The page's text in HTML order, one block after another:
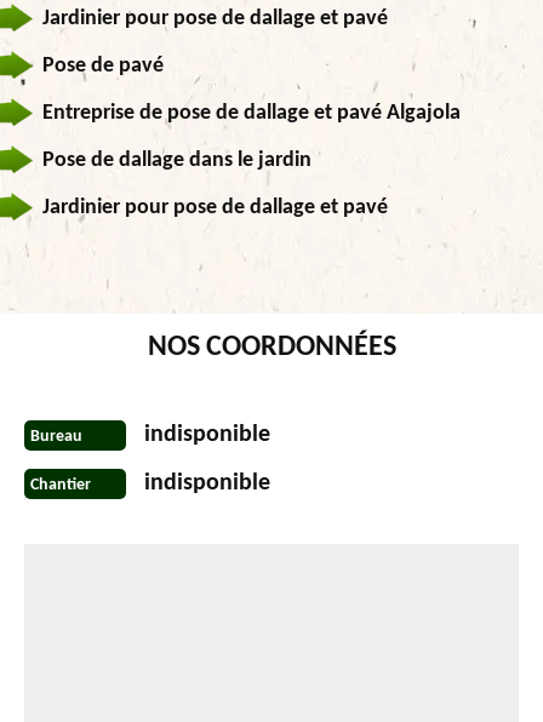
Jardinier pour pose de dallage et pavé
Pose de pavé
Entreprise de pose de dallage et pavé Algajola
Pose de dallage dans le jardin
Jardinier pour pose de dallage et pavé
NOS COORDONNÉES
Bureau indisponible
Chantier indisponible